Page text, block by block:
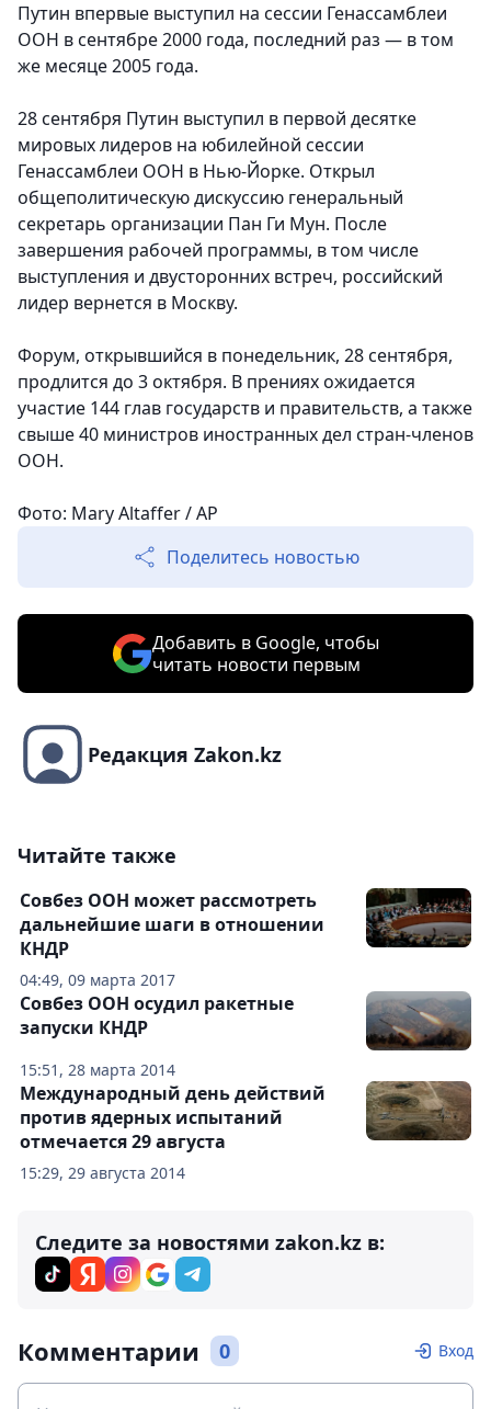
Путин впервые выступил на сессии Генассамблеи
ООН в сентябре 2000 года, последний раз — в том
же месяце 2005 года.
28 сентября Путин выступил в первой десятке
мировых лидеров на юбилейной сессии
Генассамблеи ООН в Нью-Йорке. Открыл
общеполитическую дискуссию генеральный
секретарь организации Пан Ги Мун. После
завершения рабочей программы, в том числе
выступления и двусторонних встреч, российский
лидер вернется в Москву.
Форум, открывшийся в понедельник, 28 сентября,
продлится до 3 октября. В прениях ожидается
участие 144 глав государств и правительств, а также
свыше 40 министров иностранных дел стран-членов
ООН.
Фото: Mary Altaffer / AP
Поделитесь новостью
Добавить в Google, чтобы
читать новости первым
Редакция Zakon.kz
Читайте также
04:49, 09 марта 2017
Совбез ООН может рассмотреть
дальнейшие шаги в отношении
КНДР
15:51, 28 марта 2014
Совбез ООН осудил ракетные
запуски КНДР
15:29, 29 августа 2014
Международный день действий
против ядерных испытаний
отмечается 29 августа
Следите за новостями zakon.kz в:
Комментарии 0 Вход